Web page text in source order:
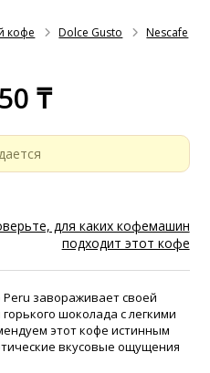
кофе Dolce Gusto Nescafe
₸
для каких кофемашин
подходит этот кофе
завораживает своей
шоколада с легкими
этот кофе истинным
вкусовые ощущения